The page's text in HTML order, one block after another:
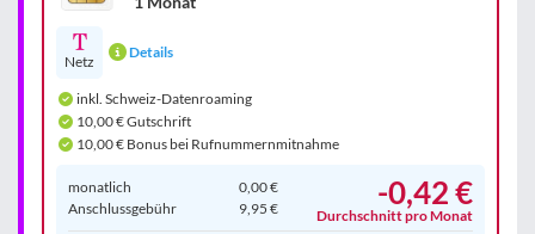
Netz
Details
inkl. Schweiz-Datenroaming
10,00 € Gutschrift
10,00 € Bonus bei Rufnummernmitnahme
monatlich
0,00 €
Anschluss­gebühr
9,95 € -0,42 €
Durchschnitt pro Monat